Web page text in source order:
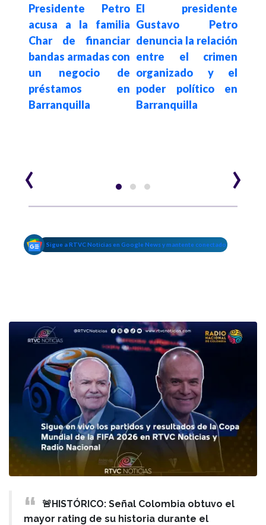
Presidente Petro
acusa a la familia
Char de financiar
bandas armadas con
un negocio de
préstamos en
Barranquilla
El presidente
Gustavo Petro
denuncia la relación
entre el crimen
organizado y el
poder político en
Barranquilla
‹ ›
Sigue a RTVC Noticias en Google News y mantente conectado
🚨HISTÓRICO: Señal Colombia obtuvo el
mayor rating de su historia durante el